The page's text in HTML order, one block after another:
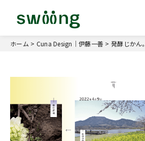
ホーム > Cuna Design｜伊藤一善 >発酵じかん。